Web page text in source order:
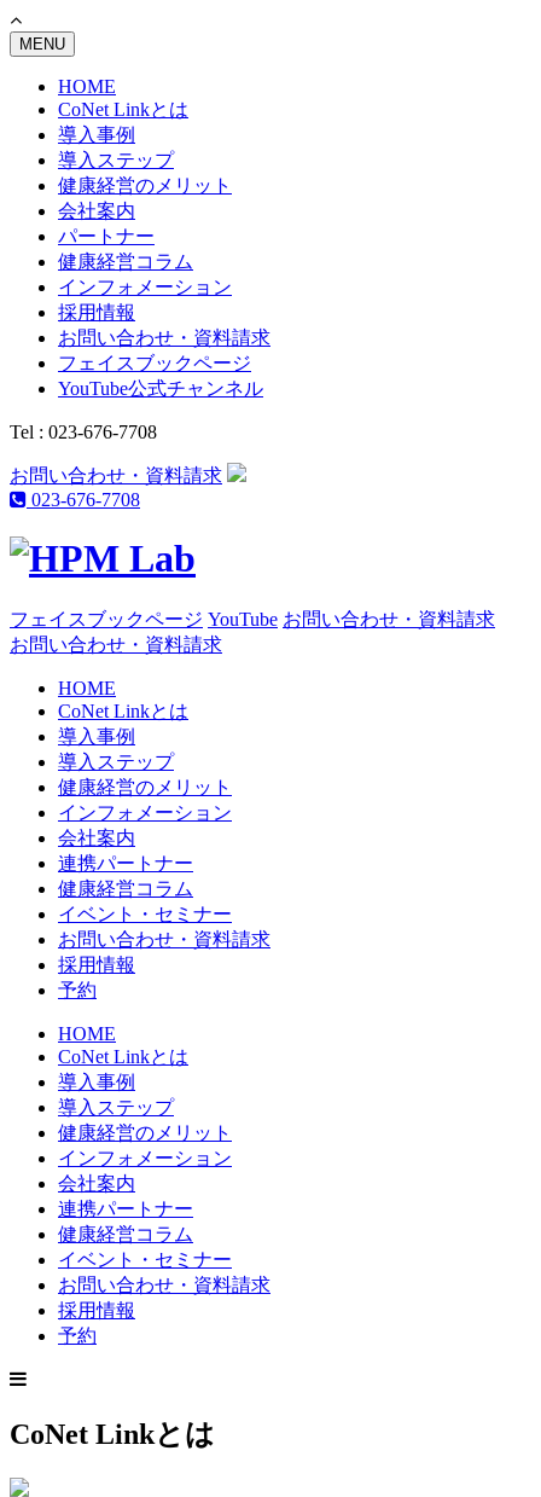
MENU
HOME
CoNet Linkとは
導入事例
導入ステップ
健康経営のメリット
会社案内
パートナー
健康経営コラム
インフォメーション
採用情報
お問い合わせ・資料請求
フェイスブックページ
YouTube公式チャンネル
Tel : 023-676-7708
お問い合わせ・資料請求
023-676-7708
フェイスブックページ YouTube お問い合わせ・資料請求
お問い合わせ・資料請求
HOME
CoNet Linkとは
導入事例
導入ステップ
健康経営のメリット
インフォメーション
会社案内
連携パートナー
健康経営コラム
イベント・セミナー
お問い合わせ・資料請求
採用情報
予約
HOME
CoNet Linkとは
導入事例
導入ステップ
健康経営のメリット
インフォメーション
会社案内
連携パートナー
健康経営コラム
イベント・セミナー
お問い合わせ・資料請求
採用情報
予約
CoNet Linkとは